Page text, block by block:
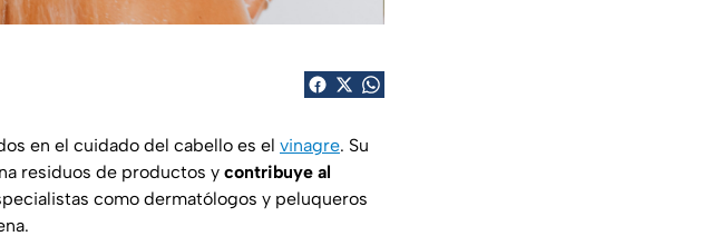
en el cuidado del cabello es el vinagre. Su
residuos de productos y contribuye al
como dermatólogos y peluqueros